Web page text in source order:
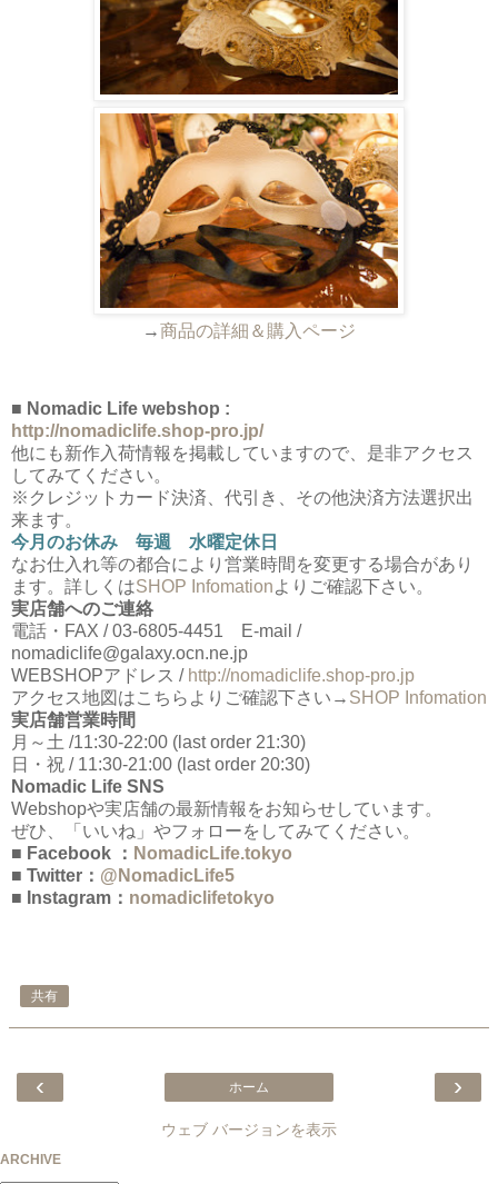
→商品の詳細＆購入ページ
■ Nomadic Life webshop :
http://nomadiclife.shop-pro.jp/
他にも新作入荷情報を掲載していますので、是非アクセス
してみてください。
※クレジットカード決済、代引き、その他決済方法選択出
来ます。
今月のお休み 毎週 水曜定休日
なお仕入れ等の都合により営業時間を変更する場合があり
ます。詳しくはSHOP Infomationよりご確認下さい。
実店舗へのご連絡
電話・FAX / 03-6805-4451 E-mail /
nomadiclife@galaxy.ocn.ne.jp
WEBSHOPアドレス / http://nomadiclife.shop-pro.jp
アクセス地図はこちらよりご確認下さい→ SHOP Infomation
実店舗営業時間
月～土 /11:30-22:00 (last order 21:30)
日・祝 / 11:30-21:00 (last order 20:30)
Nomadic Life SNS
Webshopや実店舗の最新情報をお知らせしています。
ぜひ、「いいね」やフォローをしてみてください。
■ Facebook ： NomadicLife.tokyo
■ Twitter： @NomadicLife5
■ Instagram： nomadiclifetokyo
共有
‹ ›
ホーム
ウェブ バージョンを表示
ARCHIVE